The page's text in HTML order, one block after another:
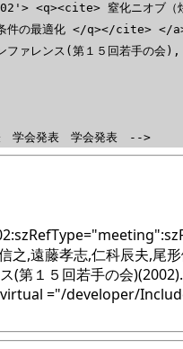
<q><cite> 窒化ニオブ（焼
条件の最適化 </q></cite> </
ファレンス(第１５回若手の
学会発表 学会発表 -->
之,遠藤孝志,仁科辰夫,尾
(第１５回若手の会
="/developer/